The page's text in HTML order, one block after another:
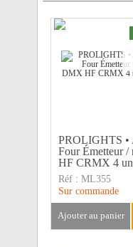
PROLIGHTS •
Four Émetteur
HF CRMX 4
Réf : ML355
Sur commande
ajouter au panier